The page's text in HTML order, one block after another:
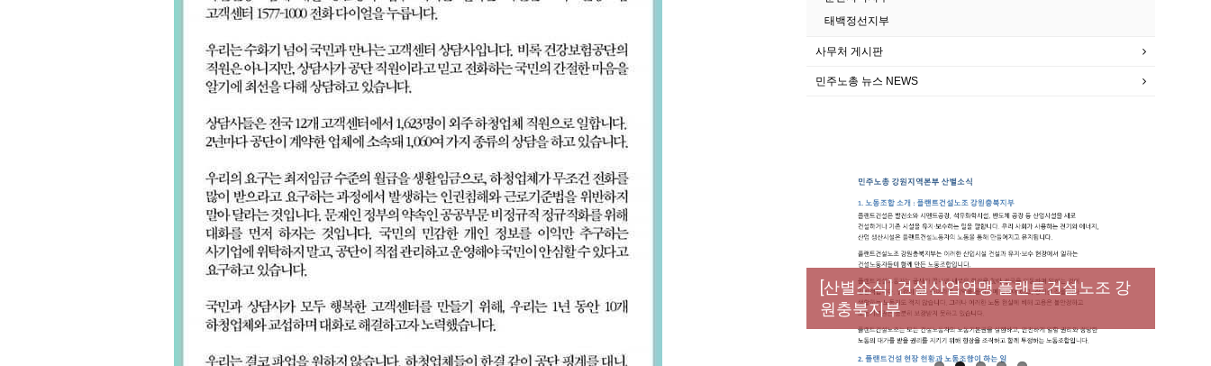
태백정선지부
사무처 게시판
민주노총 뉴스 NEWS
[성명] 막을 수 있었던 죽음, HL만도가 책임져
라 : 청년노동자 사망사고의 철저한 진상규명
과 재발방지 대책 마련하라
[산별소식] 건설산업연맹 플랜트건설노조 강
원충북지부
[강릉,속초,원주,춘천] 폭염감시단 사업 이모저
모
[조합원☆인터뷰] 서비스연맹 전국학교비정
규직노동조합 강원지부 김유미 춘천지회장
[본부소식] 강원지역 노동자 합창단 모임